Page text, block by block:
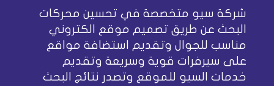
شركة سيو متخصصة في تحسين محركات
البحث عن طريق تصميم موقع الكتروني
مناسب للجوال وتقديم استضافة مواقع
على سيرفرات قوية وسريعة وتقديم
خدمات السيو للموقع وتصدر نتائج البحث